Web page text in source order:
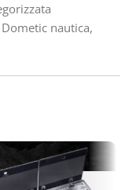
Dometic nautica,